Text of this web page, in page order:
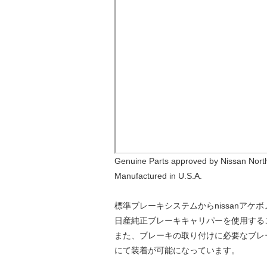
Genuine Parts approved by Nissan
Manufactured in U.S.A.
標準ブレーキシステムからnissanアケ
日産純正ブレーキキャリパーを使用す
また、ブレーキの取り付けに必要なブ
にて装着が可能になっています。